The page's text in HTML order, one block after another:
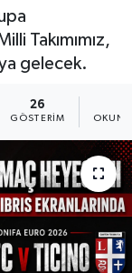
Takımımız,
gelecek.
26
GÖSTERIM